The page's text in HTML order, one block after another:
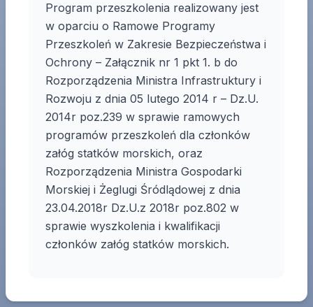
Program przeszkolenia realizowany jest
w oparciu o Ramowe Programy
Przeszkoleń w Zakresie Bezpieczeństwa i
Ochrony – Załącznik nr 1 pkt 1. b do
Rozporządzenia Ministra Infrastruktury i
Rozwoju z dnia 05 lutego 2014 r – Dz.U.
2014r poz.239 w sprawie ramowych
programów przeszkoleń dla członków
załóg statków morskich, oraz
Rozporządzenia Ministra Gospodarki
Morskiej i Żeglugi Śródlądowej z dnia
23.04.2018r Dz.U.z 2018r poz.802 w
sprawie wyszkolenia i kwalifikacji
członków załóg statków morskich.